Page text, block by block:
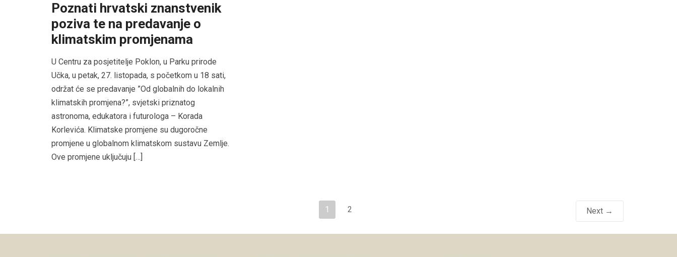
Poznati hrvatski znanstvenik
poziva te na predavanje o
klimatskim promjenama
U Centru za posjetitelje Poklon, u Parku prirode
Učka, u petak, 27. listopada, s početkom u 18 sati,
održat će se predavanje ”Od globalnih do lokalnih
klimatskih promjena?”, svjetski priznatog
astronoma, edukatora i futurologa – Korada
Korlevića. Klimatske promjene su dugoročne
promjene u globalnom klimatskom sustavu Zemlje.
Ove promjene uključuju […]
1 2 Next →